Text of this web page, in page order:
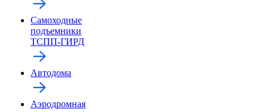
Самоходные
подъемники
ТСПП-ГИРД
Автодома
Аэродромная